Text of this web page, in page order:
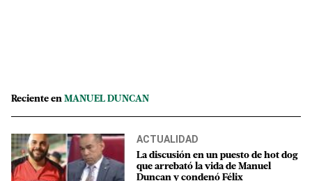
Reciente en MANUEL DUNCAN
ACTUALIDAD
La discusión en un puesto de hot dog
que arrebató la vida de Manuel
Duncan y condenó Félix